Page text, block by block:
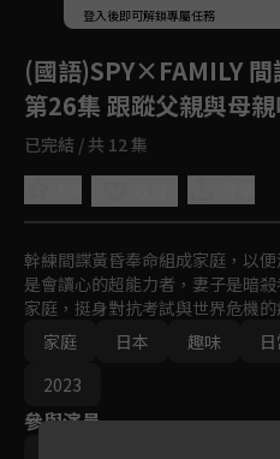
登入後即可解鎖專屬任務
(國語)SPY×FAMILY
第26集 跟蹤父親與母
已完結 / 共 12 集
幹練間諜黃昏奉命組成家庭，以
是會讀心的超能力者，妻子是暗
家庭，挺身對抗考試與世界危機
家庭
日本 趣味
2023
參與演員